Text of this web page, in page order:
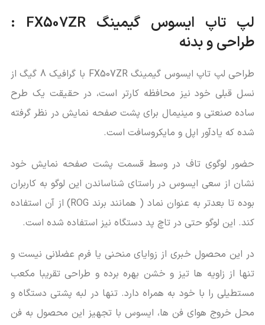
لپ تاپ ایسوس گیمینگ FX507ZR :
طراحی و بدنه
طراحی لپ تاپ ایسوس گیمینگ FX507ZR با گرافیک 8 گیگ از
نسل قبلی خود نیز محافظه کارتر است، در حقیقت یک طرح
ساده صنعتی و مینیمال برای پشت صفحه نمایش در نظر گرفته
شده که یادآور اپل و مایکروسافت است.
حضور لوگوی تاف در وسط قسمت پشت صفحه نمایش خود
نشان از سعی ایسوس در راستای شناساندن این لوگو به کاربران
بوده تا بعدتر به عنوان نماد ( همانند برند ROG) از آن استفاده
کند. این لوگو حتی در تاچ پد دستگاه نیز استفاده شده است.
در این محصول خبری از زوایای منحنی یا فرم عضلانی نیست و
تنها از زاویه ها تیز و خشن بهره برده و طراحی تقریبا مکعب
مستطیلی را با خود به همراه دارد. تنها در لبه پشتی دستگاه و
محل خروج هوای فن ها، ایسوس با تجهیز این محصول به فن